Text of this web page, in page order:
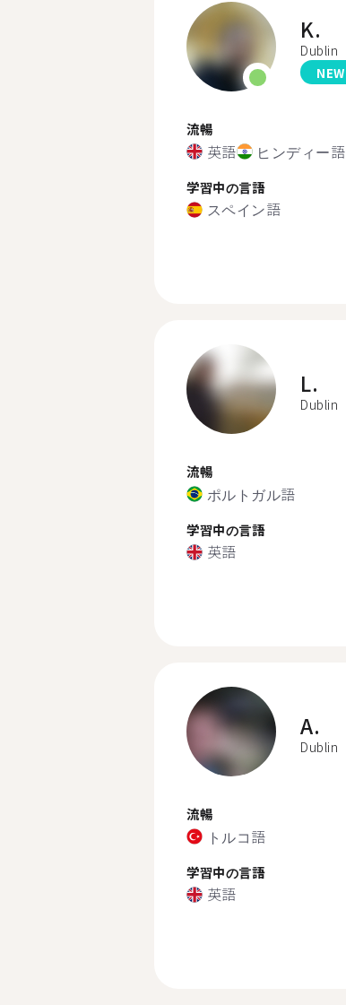
K.
Dublin
NEW
流暢
英語 ヒンディー語
学習中の言語
スペイン語
L.
Dublin
流暢
ポルトガル語
学習中の言語
英語
A.
Dublin
流暢
トルコ語
学習中の言語
英語